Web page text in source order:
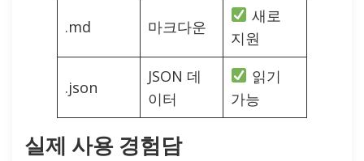
.md 마크다운
새로
지원
.json
JSON 데
이터
읽기
가능
실제 사용 경험담